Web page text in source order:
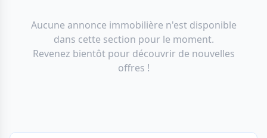
Aucune annonce immobilière n'est disponible
dans cette section pour le moment.
Revenez bientôt pour découvrir de nouvelles
offres !